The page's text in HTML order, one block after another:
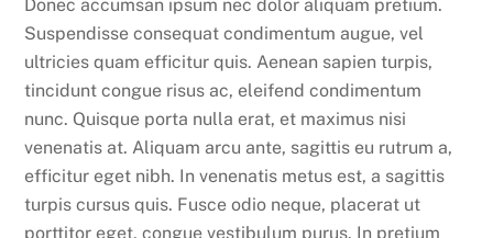
Donec accumsan ipsum nec dolor aliquam pretium.
Suspendisse consequat condimentum augue, vel
ultricies quam efficitur quis. Aenean sapien turpis,
tincidunt congue risus ac, eleifend condimentum
nunc. Quisque porta nulla erat, et maximus nisi
venenatis at. Aliquam arcu ante, sagittis eu rutrum a,
efficitur eget nibh. In venenatis metus est, a sagittis
turpis cursus quis. Fusce odio neque, placerat ut
porttitor eget, congue vestibulum purus. In pretium